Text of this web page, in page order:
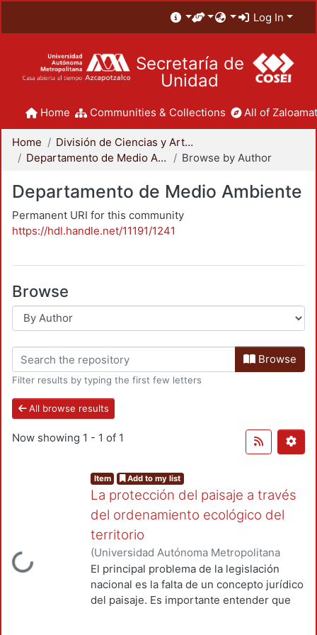
Log In
Secretaría de
Unidad
Home Communities & Collections All of
Home
División de Ciencias y Artes para el Diseño
Departamento de Medio Ambiente
Browse by Author
Departamento de Medio Ambiente
Permanent URI for this community
https://hdl.handle.net/11191/1241
Browse
Browse
Filter results by typing the first few letters
All browse results
Now showing 1 - 1 of 1
Loading...
Item Add to my list
La protección del paisaje a través
del ordenamiento ecológico del
territorio
(Universidad Autónoma Metropolitana
(México). Unidad Azcapotzalco.,2019)
González Márquez, José Juan;Adan
Resendiz, Ana Laura;Pacheco Ruiz, Ana
El principal problema de la legislación
nacional es la falta de un concepto jurídico
del paisaje. Es importante entender que